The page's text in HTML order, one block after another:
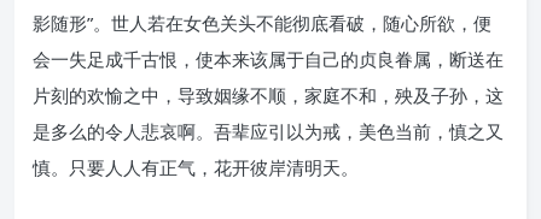
影随形”。世人若在女色关头不能彻底看破，随心所欲，便
会一失足成千古恨，使本来该属于自己的贞良眷属，断送在
片刻的欢愉之中，导致姻缘不顺，家庭不和，殃及子孙，这
是多么的令人悲哀啊。吾辈应引以为戒，美色当前，慎之又
慎。只要人人有正气，花开彼岸清明天。